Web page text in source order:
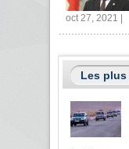
oct 27, 2021 |
Les